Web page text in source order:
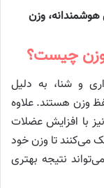
وزن
چیست؟
و شنا، به دلیل
وزن هستند. علاوه
با افزایش عضلات
می‌کنند تا وزن خود
نتیجه بهتری